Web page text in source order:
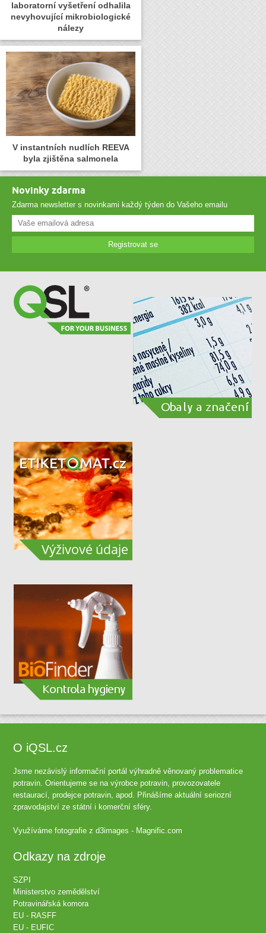
laboratorní vyšetření odhalila
nevyhovující mikrobiologické
nálezy
V instantních nudlích REEVA
byla zjištěna salmonela
Novinky zdarma
Zdarma newsletter s novinkami každý týden do Vašeho emailu
Registrovat se
O iQSL.cz
Jsme nezávislý informační portál výhradně věnovaný problematice
potravin. Orientujeme se na výrobce potravin, provozovatele
restaurací, prodejce potravin, apod. Přinášíme aktuální seriozní
zpravodajství ze státní i komerční sféry.
Využíváme fotografie zd3images - Magnific.com
Odkazy na zdroje
SZPI
Ministerstvo zemědělství
Potravinářská komora
EU - RASFF
EU - EUFIC